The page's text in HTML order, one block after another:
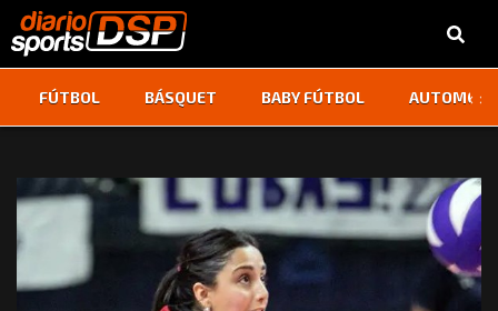
FÚTBOL BÁSQUET BABY FÚTBOL ‹ ›